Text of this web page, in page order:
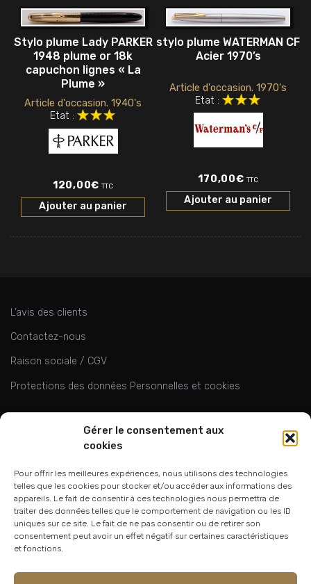
Gérer le consentement aux
cookies
Pour offrir les meilleures expériences, nous utilisons des technologies
telles que les cookies pour stocker et/ou accéder aux informations des
appareils. Le fait de consentir à ces technologies nous permettra de
traiter des données telles que le comportement de navigation ou les ID
uniques sur ce site. Le fait de ne pas consentir ou de retirer son
consentement peut avoir un effet négatif sur certaines caractéristiques
et fonctions.
Stylo plume Lady PARKER
1948 plume or 18k
capuchon lignes « La
Plume »
Article d'occasion. 1940's
Etat :
120,00€ TTC
Ajouter au panier
stylo plume WATERMAN CF
Acier 1970’s
Article d'occasion. 1970's
Etat :
170,00€ TTC
Ajouter au panier
L’avis des clients
Contactez-nous
Raison sociale / CGV
Protections des données Personnelles et cookies
06 24 94 44 05